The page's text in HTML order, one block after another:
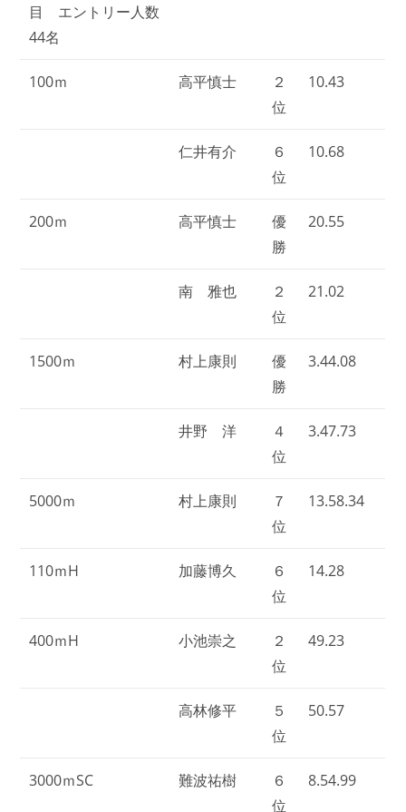
目 エントリー人数
44名
100ｍ 高平慎士
２
位
10.43
仁井有介
６
位
10.68
200ｍ 高平慎士
優
勝
20.55
南 雅也
２
位
21.02
1500ｍ 村上康則
優
勝
3.44.08
井野 洋
４
位
3.47.73
5000ｍ 村上康則
７
位
13.58.34
110ｍH 加藤博久
６
位
14.28
400ｍH 小池崇之
２
位
49.23
高林修平
５
位
50.57
3000ｍSC 難波祐樹
６
位
8.54.99